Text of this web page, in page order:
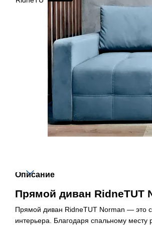
Описание
Прямой диван RidneTUT
Прямой диван RidneTUT Norman — это
интерьера. Благодаря спальному